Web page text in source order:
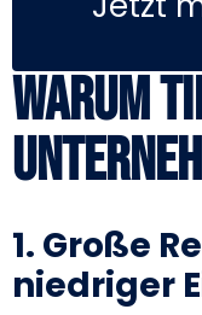
Warum
1. Große
niedriger